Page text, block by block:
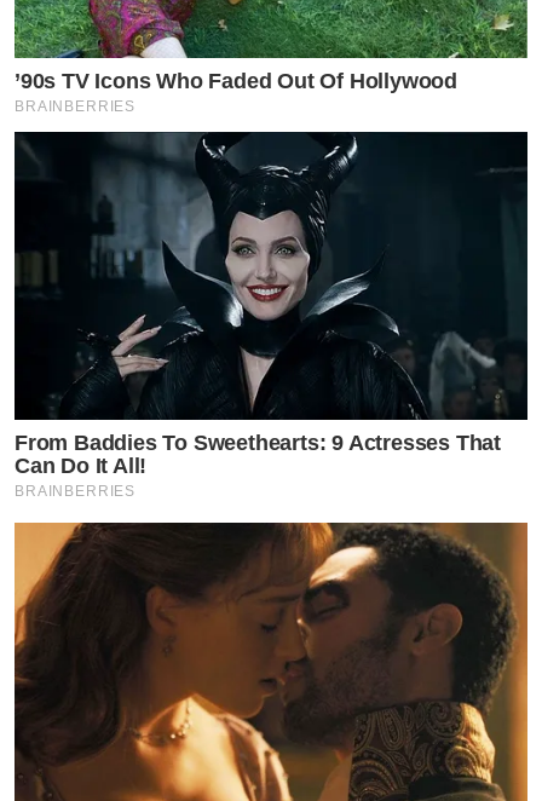
ท่ามกลางแฟนคลับ คอมเมนต์ชื่นชมความน่ารัก ของนุ๊ก
ธนดล สนั่น
#ข่าวที่เกี่ยวข้อง
“นุ๊ก ธนดล” ขึ้นแท่นเจ้าของบริษัท “TND RICH” อย่าง
เป็นทางการ แฟนคลับแห่ยินดีแบบสนั่นหวันไหว
“นุ๊ก ธนดล” เผยภาพวันสบายๆ พร้อมแคปชั่นสบายๆแต่
ถึงใจ แฟนคลับแห่ชื่นชม
by TVPOOL ONLINE
’90s TV Icons Who Faded Out Of Hollywood
BRAINBERRIES
From Baddies To Sweethearts: 9 Actresses That
Can Do It All!
BRAINBERRIES